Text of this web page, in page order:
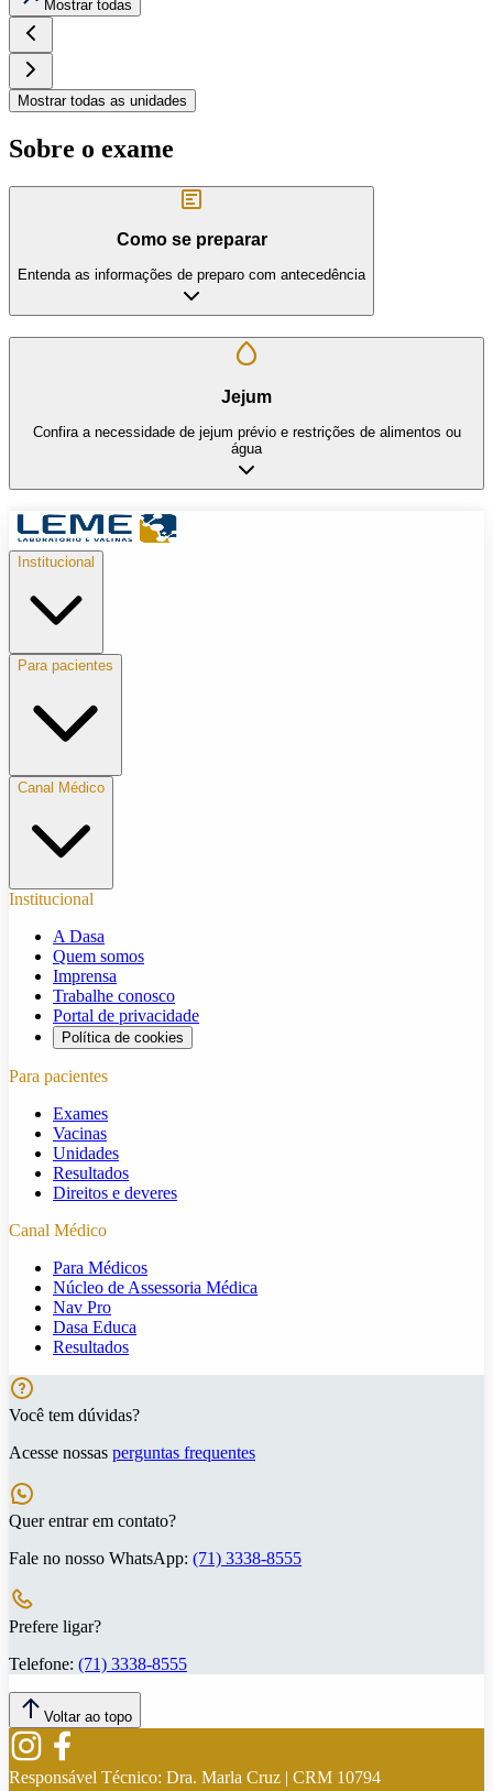
Mostrar todas
Mostrar todas as unidades
Sobre o exame
Como se preparar
Entenda as informações de preparo com antecedência
Jejum
Confira a necessidade de jejum prévio e restrições de alimentos ou
água
Institucional
Para pacientes
Canal Médico
Institucional
A Dasa
Quem somos
Imprensa
Trabalhe conosco
Portal de privacidade
Política de cookies
Para pacientes
Exames
Vacinas
Unidades
Resultados
Direitos e deveres
Canal Médico
Para Médicos
Núcleo de Assessoria Médica
Nav Pro
Dasa Educa
Resultados
Você tem dúvidas?
Acesse nossas perguntas frequentes
Quer entrar em contato?
Fale no nosso WhatsApp: (71) 3338-8555
Prefere ligar?
Telefone: (71) 3338-8555
Voltar ao topo
Responsável Técnico: Dra. Marla Cruz | CRM 10794